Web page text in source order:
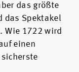
das größte
das Spektakel
Wie 1722 wird
einen
sicherste